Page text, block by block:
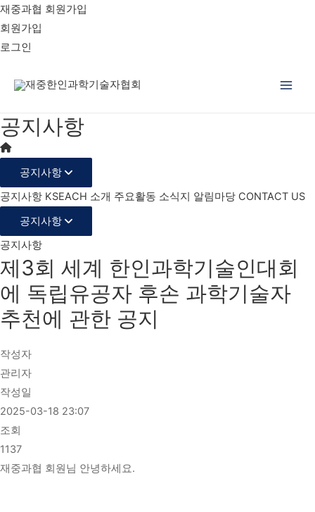
재중과협 회원가입
회원가입
로그인
공지사항
공지사항
공지사항 KSEACH 소개 주요활동 소식지 알림마당 CONTACT US
공지사항
공지사항
제3회 세계 한인과학기술인대회
에 독립유공자 후손 과학기술자
추천에 관한 공지
작성자
관리자
작성일
2025-03-18 23:07
조회
1137
재중과협 회원님 안녕하세요.